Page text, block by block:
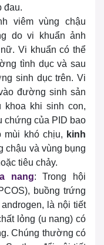
đau.
viêm vùng chậu
do vi khuẩn ảnh
Vi khuẩn có thể
tình dục và sau
sinh dục trên. Vi
đường sinh sản
khoa khi sinh con,
chứng của PID bao
mùi khó chịu, kinh
chậu và vùng bụng
tiêu chảy.
nang: Trong hội
buồng trứng
là nội tiết
lỏng (u nang) có
Chúng thường có